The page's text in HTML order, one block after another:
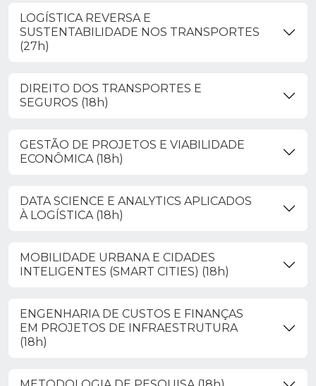
LOGÍSTICA REVERSA E
SUSTENTABILIDADE NOS TRANSPORTES
(27h)
DIREITO DOS TRANSPORTES E
SEGUROS (18h)
GESTÃO DE PROJETOS E VIABILIDADE
ECONÔMICA (18h)
DATA SCIENCE E ANALYTICS APLICADOS
À LOGÍSTICA (18h)
MOBILIDADE URBANA E CIDADES
INTELIGENTES (SMART CITIES) (18h)
ENGENHARIA DE CUSTOS E FINANÇAS
EM PROJETOS DE INFRAESTRUTURA
(18h)